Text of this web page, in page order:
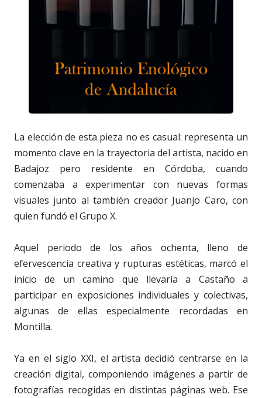
La elección de esta pieza no es casual: representa un
momento clave en la trayectoria del artista, nacido en
Badajoz pero residente en Córdoba, cuando
comenzaba a experimentar con nuevas formas
visuales junto al también creador Juanjo Caro, con
quien fundó el Grupo X.
Aquel periodo de los años ochenta, lleno de
efervescencia creativa y rupturas estéticas, marcó el
inicio de un camino que llevaría a Castaño a
participar en exposiciones individuales y colectivas,
algunas de ellas especialmente recordadas en
Montilla.
Ya en el siglo XXI, el artista decidió centrarse en la
creación digital, componiendo imágenes a partir de
fotografías recogidas en distintas páginas web. Ese